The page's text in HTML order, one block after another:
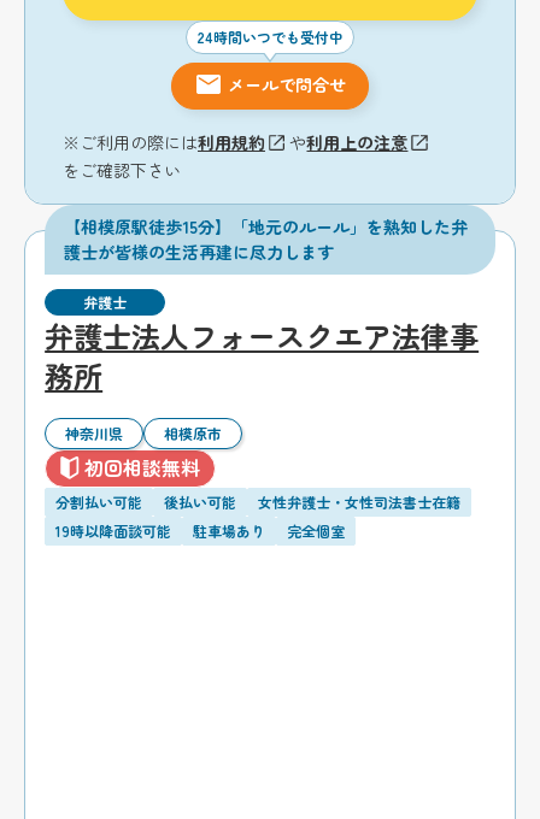
24時間いつでも受付中
メールで問合せ
※ご利用の際には利用規約 や利用上の注意
をご確認下さい
【相模原駅徒歩15分】「地元のルール」を熟知した弁
護士が皆様の生活再建に尽力します
弁護士
弁護士法人フォースクエア法律事
務所
神奈川県 相模原市
初回相談無料
分割払い可能 後払い可能
女性弁護士・女性司法書士在籍
19時以降面談可能
駐車場あり 完全個室